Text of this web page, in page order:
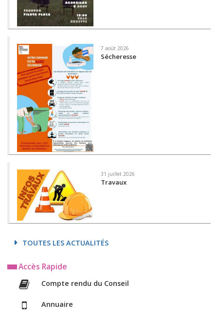
7 août 2026
Sécheresse
31 juillet 2026
Travaux
TOUTES LES ACTUALITÉS
Accès Rapide
Compte rendu du Conseil
Annuaire